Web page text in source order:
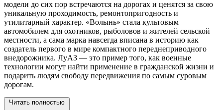
модели до сих пор встречаются на дорогах и ценятся за свою
уникальную проходимость, ремонтопригодность и
утилитарный характер. «Волынь» стала культовым
автомобилем для охотников, рыболовов и жителей сельской
местности, а сама марка навсегда вписана в историю как
создатель первого в мире компактного переднеприводного
внедорожника. ЛуАЗ — это пример того, как военные
технологии могут найти применение в гражданской жизни и
подарить людям свободу передвижения по самым суровым
дорогам.
Читать полностью